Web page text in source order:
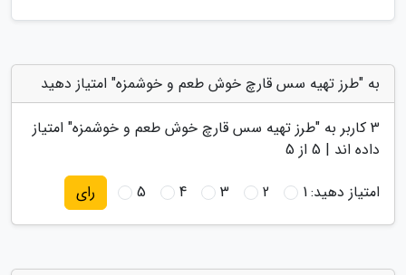
به "طرز تهیه سس قارچ خوش طعم و خوشمزه" امتیاز دهید
3 کاربر به "طرز تهیه سس قارچ خوش طعم و خوشمزه" امتیاز
داده اند | 5 از 5
امتیاز دهید:1
2
3
4
5 رای